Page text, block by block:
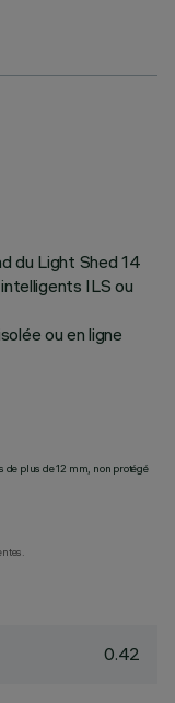
du Light Shed 14
ILS ou
ou en ligne
de plus de 12 mm, non protégé
0.42